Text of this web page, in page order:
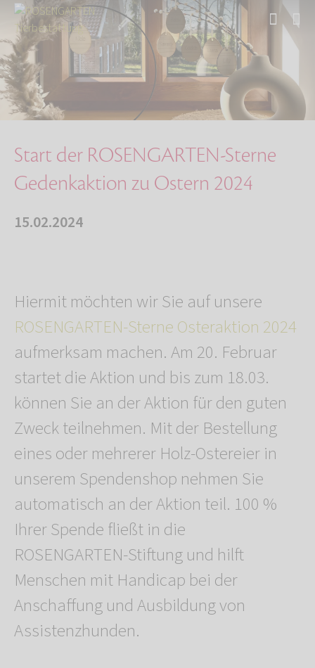
Start Über uns
Aktuelles
Start der ROSENGARTEN-Sterne Gedenkaktion zu …
Start der ROSENGARTEN-Sterne
Gedenkaktion zu Ostern 2024
15.02.2024
Hiermit möchten wir Sie auf unsere
ROSENGARTEN-Sterne Osteraktion 2024
aufmerksam machen. Am 20. Februar
startet die Aktion und bis zum 18.03.
können Sie an der Aktion für den guten
Zweck teilnehmen. Mit der Bestellung
eines oder mehrerer Holz-Ostereier in
unserem Spendenshop nehmen Sie
automatisch an der Aktion teil. 100 %
Ihrer Spende fließt in die
ROSENGARTEN-Stiftung und hilft
Menschen mit Handicap bei der
Anschaffung und Ausbildung von
Assistenzhunden.